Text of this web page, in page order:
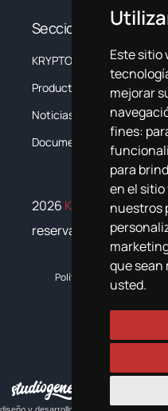
Este sitio
mejorar
fines:
para
en el sitio
nuestros
que sean
usted.
Secciones
KRYPTON
Productos
Noticias
Documentación
2026 Krypton Chemical
reservados
Política de cookies